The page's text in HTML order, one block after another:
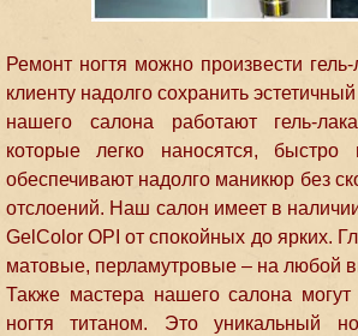
Ремонт ногтя можно произвести
клиенту надолго сохранить
нашего салона работают гель-
которые легко наносятся, быстро
обеспечивают надолго маникюр без
отслоений. Наш салон имеет в
GelColor OPI от спокойных до ярких.
матовые, перламутровые – на любой
Также мастера нашего салона
ногтя титаном. Это уникальный